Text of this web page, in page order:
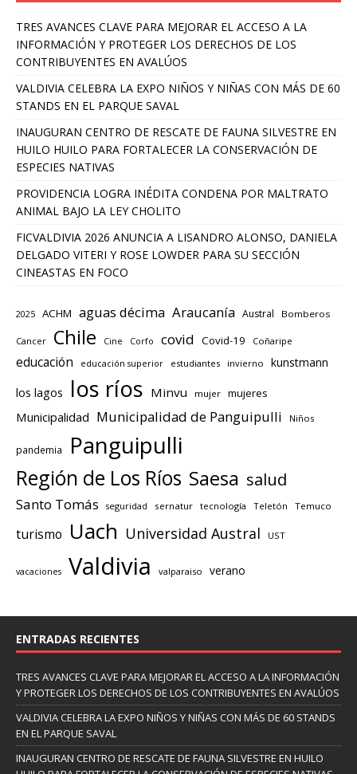
TRES AVANCES CLAVE PARA MEJORAR EL ACCESO A LA
INFORMACIÓN Y PROTEGER LOS DERECHOS DE LOS
CONTRIBUYENTES EN AVALÚOS
VALDIVIA CELEBRA LA EXPO NIÑOS Y NIÑAS CON MÁS DE 60
STANDS EN EL PARQUE SAVAL
INAUGURAN CENTRO DE RESCATE DE FAUNA SILVESTRE EN
HUILO HUILO PARA FORTALECER LA CONSERVACIÓN DE
ESPECIES NATIVAS
PROVIDENCIA LOGRA INÉDITA CONDENA POR MALTRATO
ANIMAL BAJO LA LEY CHOLITO
FICVALDIVIA 2026 ANUNCIA A LISANDRO ALONSO, DANIELA
DELGADO VITERI Y ROSE LOWDER PARA SU SECCIÓN
CINEASTAS EN FOCO
2025 ACHM aguas décima Araucanía Austral Bomberos
Cancer Chile Cine Corfo covid Covid-19 Coñaripe
educación educación superior estudiantes invierno kunstmann
los lagos los ríos Minvu mujer mujeres
Municipalidad Municipalidad de Panguipulli Niños
pandemia Panguipulli
Región de Los Ríos Saesa salud
Santo Tomás seguridad sernatur tecnología Teletón Temuco
turismo Uach Universidad Austral UST
vacaciones Valdivia valparaiso verano
ENTRADAS RECIENTES
TRES AVANCES CLAVE PARA MEJORAR EL ACCESO A LA INFORMACIÓN
Y PROTEGER LOS DERECHOS DE LOS CONTRIBUYENTES EN AVALÚOS
VALDIVIA CELEBRA LA EXPO NIÑOS Y NIÑAS CON MÁS DE 60 STANDS
EN EL PARQUE SAVAL
INAUGURAN CENTRO DE RESCATE DE FAUNA SILVESTRE EN HUILO